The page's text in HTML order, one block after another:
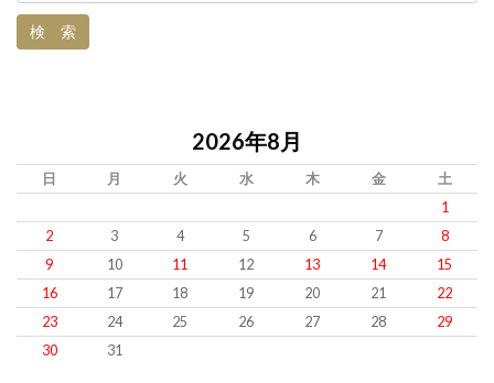
2026年8月
日 月 火 水 木 金
土
1
2
3 4 5 6 7
8
9
10 11 12 13 14
15
16
17 18 19 20 21
22
23
24 25 26 27 28
29
30
31